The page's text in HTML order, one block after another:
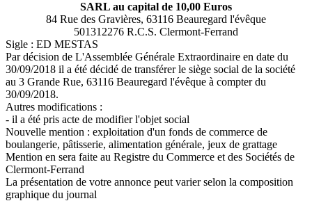
SARL au capital de 10,00 Euros
84 Rue des Gravières, 63116 Beauregard l'évêque
501312276 R.C.S. Clermont-Ferrand
Sigle : ED MESTAS
Par décision de L'Assemblée Générale Extraordinaire en date du
30/09/2018 il a été décidé de transférer le siège social de la société
au 3 Grande Rue, 63116 Beauregard l'évêque à compter du
30/09/2018.
Autres modifications :
- il a été pris acte de modifier l'objet social
Nouvelle mention : exploitation d'un fonds de commerce de
boulangerie, pâtisserie, alimentation générale, jeux de grattage
Mention en sera faite au Registre du Commerce et des Sociétés de
Clermont-Ferrand
La présentation de votre annonce peut varier selon la composition
graphique du journal